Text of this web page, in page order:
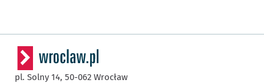
pl. Solny 14, 50-062 Wrocław